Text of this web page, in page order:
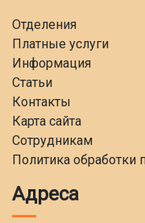
Отделения
Платные услуги
Информация
Статьи
Контакты
Карта сайта
Сотрудникам
Политика обработки
Адреса